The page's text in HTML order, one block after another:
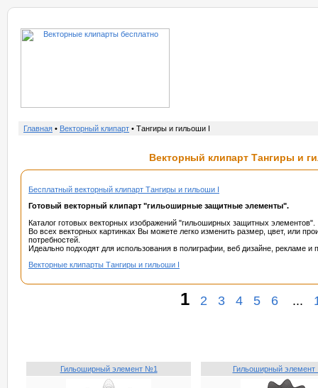
Главная • Векторный клипарт • Тангиры и гильоши I
Векторный клипарт Тангиры и
Бесплатный векторный клипарт Тангиры и гильоши I
Готовый векторный клипарт "гильоширные защитные элементы".
Каталог готовых векторных изображений "гильоширных защитных элементов".
Во всех векторных картинках Вы можете легко изменить размер, цвет, или
потребностей.
Идеально подходят для использования в полиграфии, веб дизайне, рекламе и
Векторные клипарты Тангиры и гильоши I
1 2 3 4 5 6...
Гильоширный элемент №1 Гильоширный